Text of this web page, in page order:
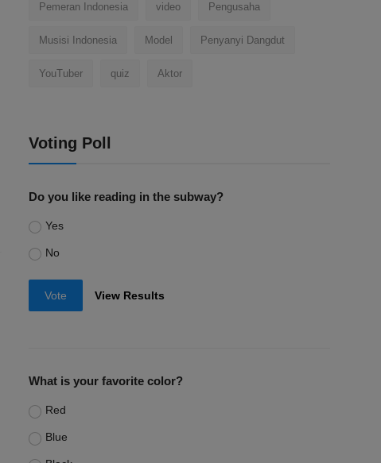
Pemeran Indonesia video Pengusaha
Musisi Indonesia Model Penyanyi Dangdut
YouTuber quiz Aktor
Voting Poll
Do you like reading in the subway?
Yes
No
Vote View Results
What is your favorite color?
Red
Blue